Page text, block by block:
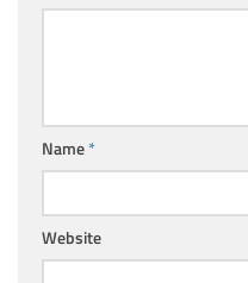
Name*
Website